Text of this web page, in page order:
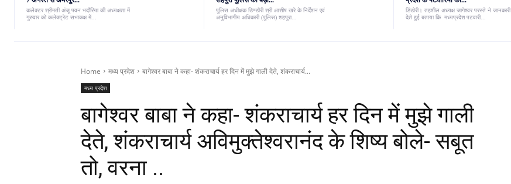
कलेक्टर श्रीमती अंजू पवन भदौरिया की अध्यक्षता में
गुरुवार को कलेक्ट्रेट सभाकक्ष में...
पुलिस अधीक्षक डिण्डौरी श्री आशीष खरे के निर्देशन एवं
अनुविभागीय अधिकारी (पुलिस) शहपुरा...
डिंडोरी। तहशील अध्यक्ष जागेश्वर परस्ते ने जानकारी
देते हुई बताया कि मध्यप्रदेश पटवारी...
Home मध्य प्रदेश बागेश्वर बाबा ने कहा- शंकराचार्य हर दिन में मुझे गाली देते, शंकराचार्य...
मध्य प्रदेश
बागेश्वर बाबा ने कहा- शंकराचार्य हर दिन में मुझे गाली
देते, शंकराचार्य अविमुक्तेश्वरानंद के शिष्य बोले- सबूत
तो, वरना ..